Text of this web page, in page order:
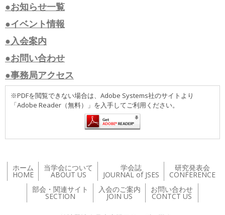
●お知らせ一覧
●イベント情報
●入会案内
●お問い合わせ
●事務局アクセス
※PDFを閲覧できない場合は、Adobe Systems社のサイトより
「Adobe Reader（無料）」を入手してご利用ください。
ホーム
HOME
当学会について
ABOUT US
学会誌
JOURNAL of JSES
研究発表会
CONFERENCE
部会・関連サイト
SECTION
入会のご案内
JOIN US
お問い合わせ
CONTCT US